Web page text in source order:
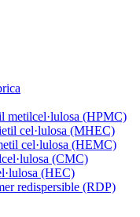
metilcel·lulosa (HPMC)
cel·lulosa (MHEC)
cel·lulosa (HEMC)
(CMC)
(HEC)
redispersible (RDP)